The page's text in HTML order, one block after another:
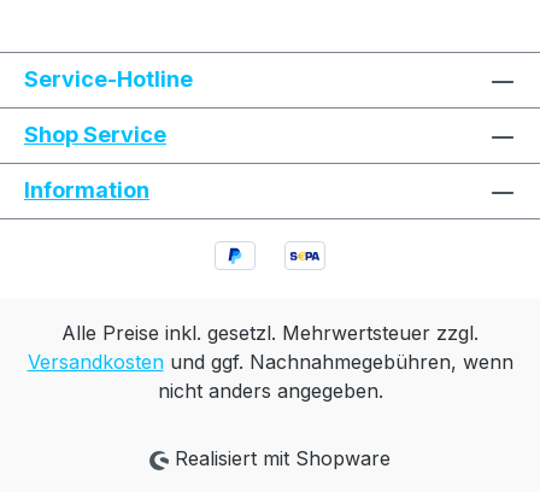
Service-Hotline
Shop Service
Information
Alle Preise inkl. gesetzl. Mehrwertsteuer zzgl.
Versandkostenund ggf. Nachnahmegebühren, wenn
nicht anders angegeben.
Realisiert mit Shopware
Text vergrößern Hochkontrastmodus
Farben invertieren
Niedrige Sättigung
Animationen stoppen Überschriften hervorheben
Großer Cursor Leseführung
Bilder ausblenden Zurücksetzen